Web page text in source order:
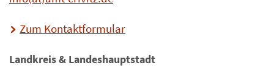
Zum Kontaktformular
Landkreis & Landeshauptstadt